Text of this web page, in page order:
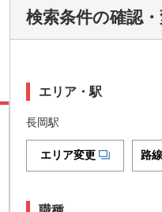
検索条件の確認
エリア・駅
長岡駅
エリア変更 路